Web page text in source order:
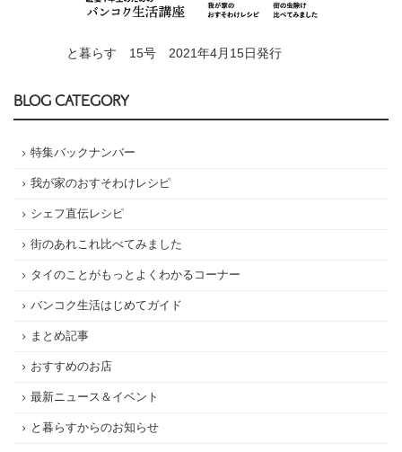
と暮らす 15号 2021年4月15日発行
BLOG CATEGORY
特集バックナンバー
我が家のおすそわけレシピ
シェフ直伝レシピ
街のあれこれ比べてみました
タイのことがもっとよくわかるコーナー
バンコク生活はじめてガイド
まとめ記事
おすすめのお店
最新ニュース＆イベント
と暮らすからのお知らせ